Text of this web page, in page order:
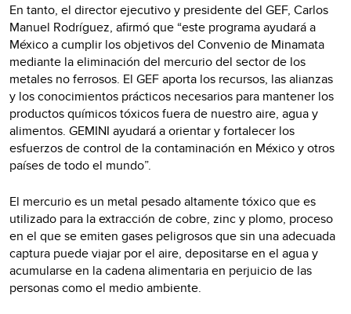
En tanto, el director ejecutivo y presidente del GEF, Carlos
Manuel Rodríguez, afirmó que “este programa ayudará a
México a cumplir los objetivos del Convenio de Minamata
mediante la eliminación del mercurio del sector de los
metales no ferrosos. El GEF aporta los recursos, las alianzas
y los conocimientos prácticos necesarios para mantener los
productos químicos tóxicos fuera de nuestro aire, agua y
alimentos. GEMINI ayudará a orientar y fortalecer los
esfuerzos de control de la contaminación en México y otros
países de todo el mundo”.
El mercurio es un metal pesado altamente tóxico que es
utilizado para la extracción de cobre, zinc y plomo, proceso
en el que se emiten gases peligrosos que sin una adecuada
captura puede viajar por el aire, depositarse en el agua y
acumularse en la cadena alimentaria en perjuicio de las
personas como el medio ambiente.